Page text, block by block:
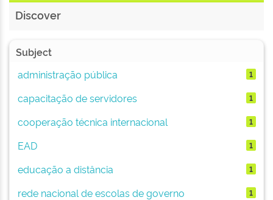
Discover
Subject
administração pública
1
capacitação de servidores 1
cooperação técnica internacional 1
EAD 1
educação a distância 1
rede nacional de escolas de governo 1